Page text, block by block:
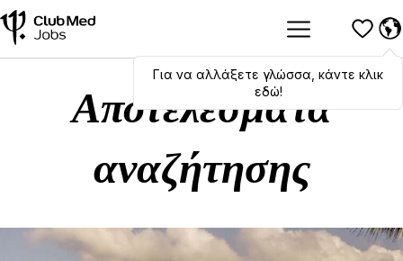
Hola,bonjour ,ciao! To switch
languages, click here!
Για να αλλάξετε γλώσσα, κάντε κλικ
εδώ!
Αποτελέσματα
αναζήτησης